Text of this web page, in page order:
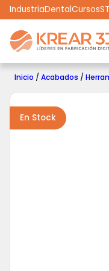
IndustriaDentalCursos
Marcas
Robótica
Inicio / Acabados /
En Stock